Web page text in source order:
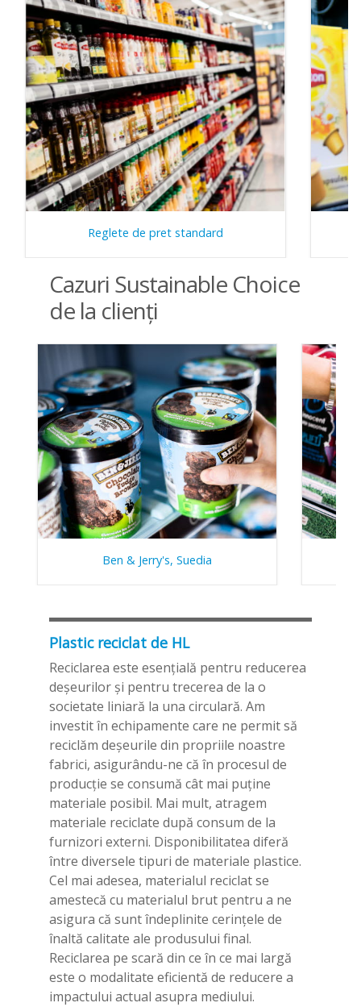
Reglete de pret standard
Cazuri Sustainable Choice
de la clienţi
Ben & Jerry's, Suedia
Plastic reciclat de HL
Reciclarea este esenţială pentru reducerea
deşeurilor şi pentru trecerea de la o
societate liniară la una circulară. Am
investit în echipamente care ne permit să
reciclăm deşeurile din propriile noastre
fabrici, asigurându-ne că în procesul de
producţie se consumă cât mai puţine
materiale posibil. Mai mult, atragem
materiale reciclate după consum de la
furnizori externi. Disponibilitatea diferă
între diversele tipuri de materiale plastice.
Cel mai adesea, materialul reciclat se
amestecă cu materialul brut pentru a ne
asigura că sunt îndeplinite cerinţele de
înaltă calitate ale produsului final.
Reciclarea pe scară din ce în ce mai largă
este o modalitate eficientă de reducere a
impactului actual asupra mediului.